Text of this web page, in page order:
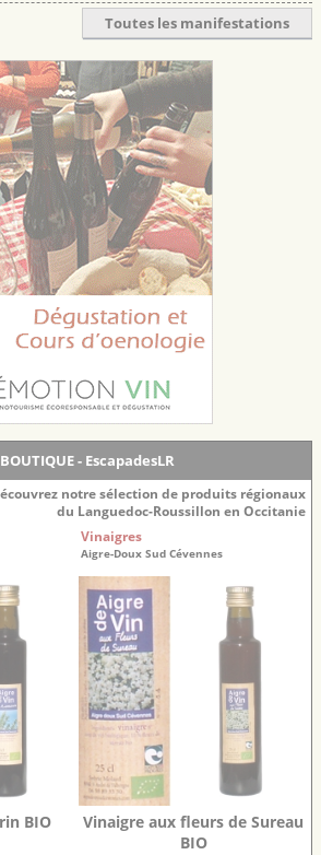
Toutes les manifestations
- EscapadesLR
notre sélection de produits régionaux
du Languedoc-Roussillon en Occitanie
BIO
Vinaigres
Aigre-Doux Sud Cévennes
Vinaigre aux fleurs de Sureau
BIO